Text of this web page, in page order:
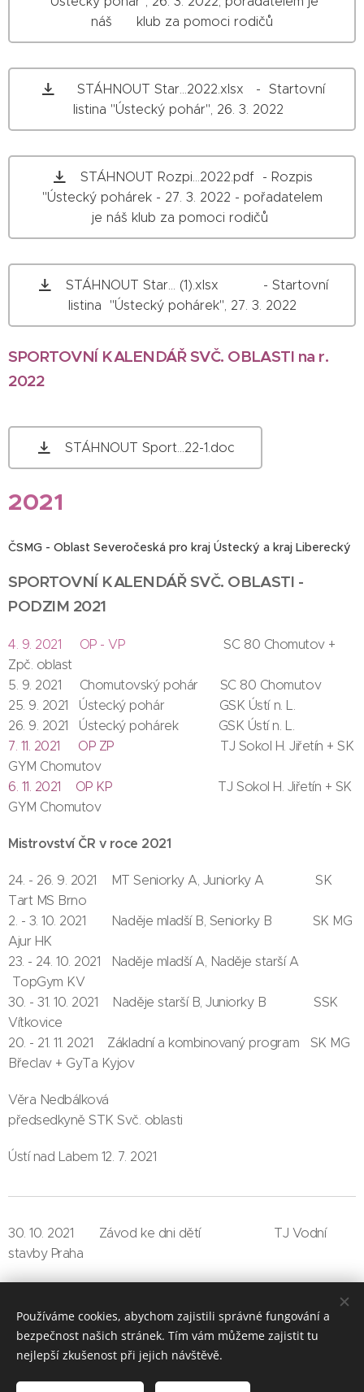
náš klub za pomoci rodičů
STÁHNOUT Star...2022.xlsx - Startovní
listina "Ústecký pohár", 26. 3. 2022
STÁHNOUT Rozpi...2022.pdf - Rozpis
"Ústecký pohárek - 27. 3. 2022 - pořadatelem
je náš klub za pomoci rodičů
STÁHNOUT Star... (1).xlsx - Startovní
listina "Ústecký pohárek", 27. 3. 2022
SPORTOVNÍ KALENDÁŘ SVČ. OBLASTI na r.
2022
STÁHNOUT Sport...22-1.doc
2021
ČSMG - Oblast Severočeská pro kraj Ústecký a kraj Liberecký
SPORTOVNÍ KALENDÁŘ SVČ. OBLASTI -
PODZIM 2021
4. 9. 2021 OP - VP
SC 80 Chomutov +
Zpč. oblast
5. 9. 2021 Chomutovský pohár SC 80 Chomutov
25. 9. 2021 Ústecký pohár GSK Ústí n. L.
26. 9. 2021 Ústecký pohárek GSK Ústí n. L.
7. 11. 2021 OP ZP
TJ Sokol H. Jiřetín + SK
GYM Chomutov
6. 11. 2021 OP KP
TJ Sokol H. Jiřetín + SK
GYM Chomutov
Mistrovství ČR v roce 2021
24. - 26. 9. 2021 MT Seniorky A, Juniorky A SK
Tart MS Brno
2. - 3. 10. 2021 Naděje mladší B, Seniorky B SK MG
Ajur HK
23. - 24. 10. 2021 Naděje mladší A, Naděje starší A
TopGym KV
30. - 31. 10. 2021 Naděje starší B, Juniorky B SSK
Vítkovice
20. - 21. 11. 2021 Základní a kombinovaný program SK MG
Břeclav + GyTa Kyjov
Věra Nedbálková
předsedkyně STK Svč. oblasti
Ústí nad Labem 12. 7. 2021
30. 10. 2021 Závod ke dni dětí TJ Vodní
stavby Praha
Používáme cookies, abychom zajistili správné fungování a
bezpečnost našich stránek. Tím vám můžeme zajistit tu
nejlepší zkušenost při jejich návštěvě.